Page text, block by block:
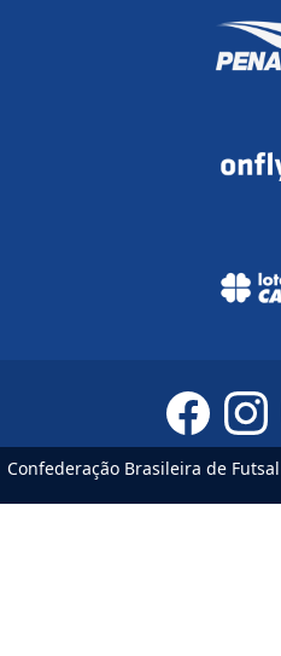
Confederação Brasileira de